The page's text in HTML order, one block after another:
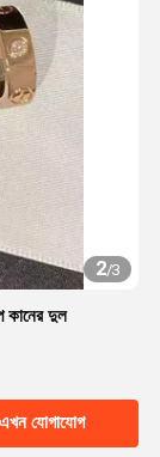
2/3
কানের দুল
এখন যোগাযোগ